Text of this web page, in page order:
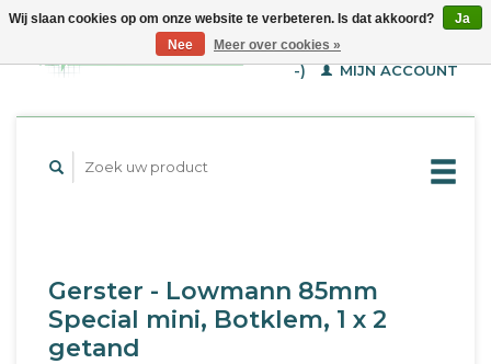
WINKELWAGEN (€--,-
-)
MIJN ACCOUNT
Gerster - Lowmann 85mm
Special mini, Botklem, 1 x 2
getand
Wij slaan cookies op om onze website te verbeteren. Is dat akkoord?
Ja
Nee
Meer over cookies »